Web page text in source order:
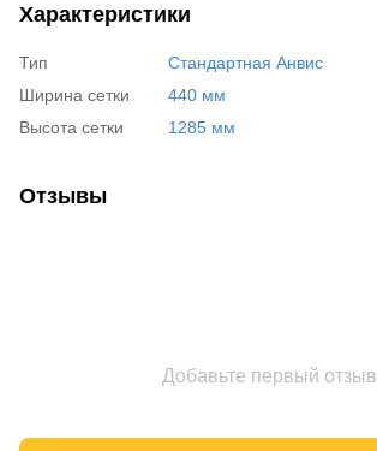
Характеристики
Тип
Стандартная Анвис
Ширина сетки
440 мм
Высота сетки
1285 мм
Отзывы
Добавьте первый отзыв